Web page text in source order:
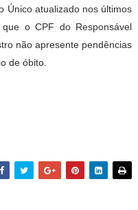
Único atualizado nos últimos
o CPF do Responsável
não apresente pendências
de óbito.